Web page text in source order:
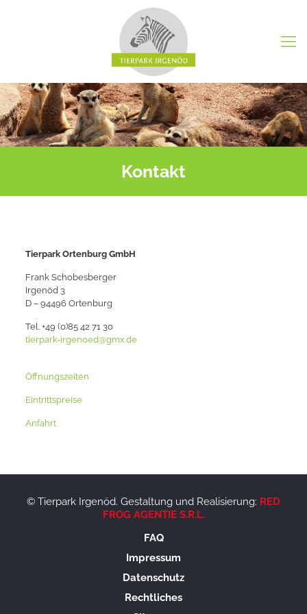
Kontakt
Tierpark Ortenburg GmbH
Frank Schobesberger
Irgenöd 3
D – 94496 Ortenburg
Tel. +49 (0)85 42 71 30
tierpark-irgenoed@gmx.de
Öffnungszeiten
Eintrittspreise
Anfahrt
© Tierpark Irgenöd. Gestaltung und Realisierung: RED
FROG AGENTIE S.R.L.
FAQ
Impressum
Datenschutz
Rechtliches